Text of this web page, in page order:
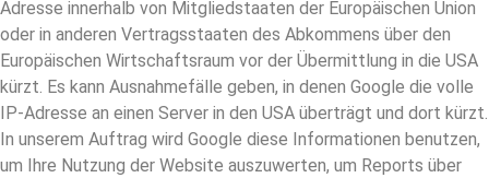
Adresse innerhalb von Mitgliedstaaten der Europäischen Union
oder in anderen Vertragsstaaten des Abkommens über den
Europäischen Wirtschaftsraum vor der Übermittlung in die USA
kürzt. Es kann Ausnahmefälle geben, in denen Google die volle
IP-Adresse an einen Server in den USA überträgt und dort kürzt.
In unserem Auftrag wird Google diese Informationen benutzen,
um Ihre Nutzung der Website auszuwerten, um Reports über